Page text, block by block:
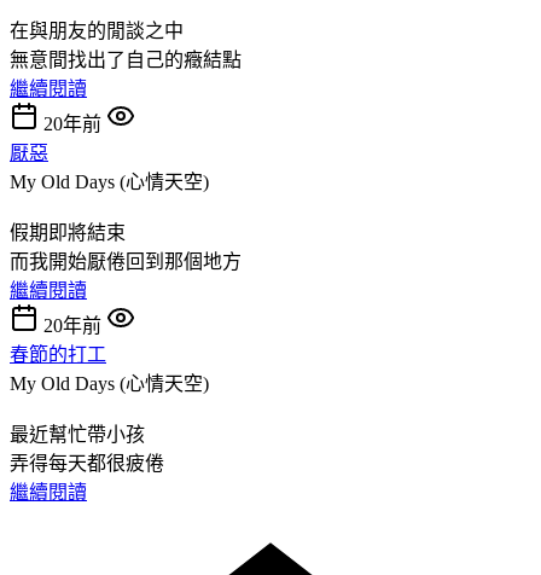
在與朋友的閒談之中
無意間找出了自己的癥結點
繼續閱讀
20年前
厭惡
My Old Days (心情天空)
假期即將結束
而我開始厭倦回到那個地方
繼續閱讀
20年前
春節的打工
My Old Days (心情天空)
最近幫忙帶小孩
弄得每天都很疲倦
繼續閱讀